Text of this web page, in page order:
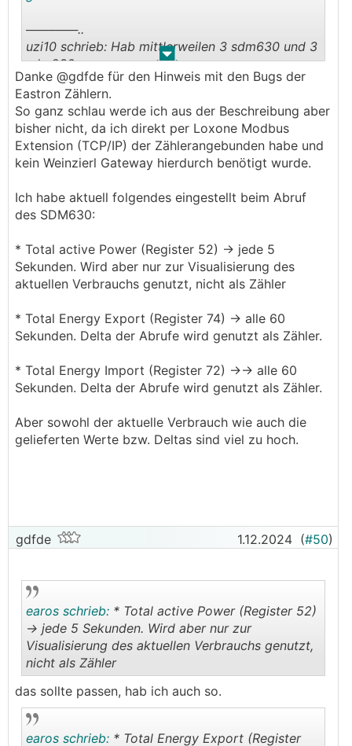
. .
──────..
uzi10 schrieb: Hab mittlerweilen 3 sdm630 und 3
sdm230
───────────────
Dank @uzi10 werkeln bei mir mittlerweile auch 3
sdm230 und 1 sdm630 und das Weinzierl
Modbus-KNX Gateway, so weit so gut.
Ich bin aber leider auf einen Bug draufgekommen
draufgekommen.
Ich hab das am Weinzierl so konfiguriert, dass
(zb. alle 0,2 oder 0,5 kwh und zyklisch alle 30
Minuten) der Stand geschickt werden soll.
In unregelmässigen Abständen (zwischen 6 und
übertragen (beim SDM630 2 kwh, beim 230 0,2
kwh), bei der nächsten Übertragung kommt dann
Nachdem ich das delta für die Berechnung der
Arbeitszahlen und Verbräuche benutze, waren
Lange rede, kurzer Sinn, es funktioniert richtig,
Danke @gdfde für den Hinweis mit den Bugs der
Eastron Zählern.
So ganz schlau werde ich aus der Beschreibung aber
bisher nicht, da ich direkt per Loxone Modbus
Extension (TCP/IP) der Zählerangebunden habe und
kein Weinzierl Gateway hierdurch benötigt wurde.
Ich habe aktuell folgendes eingestellt beim Abruf
des SDM630:
* Total active Power (Register 52) -> jede 5
Sekunden. Wird aber nur zur Visualisierung des
aktuellen Verbrauchs genutzt, nicht als Zähler
* Total Energy Export (Register 74) -> alle 60
Sekunden. Delta der Abrufe wird genutzt als Zähler.
* Total Energy Import (Register 72) ->-> alle 60
Sekunden. Delta der Abrufe wird genutzt als Zähler.
Aber sowohl der aktuelle Verbrauch wie auch die
gelieferten Werte bzw. Deltas sind viel zu hoch.
gdfde 1.12.2024 (#50)
..
earos schrieb: * Total active Power (Register 52)
-> jede 5 Sekunden. Wird aber nur zur
Visualisierung des aktuellen Verbrauchs genutzt,
nicht als Zähler
das sollte passen, hab ich auch so.
earos schrieb: * Total Energy Export (Register